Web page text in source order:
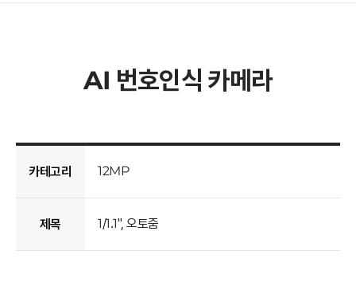
AI 번호인식 카메라
카테고리 12MP
제목 1/1.1", 오토줌